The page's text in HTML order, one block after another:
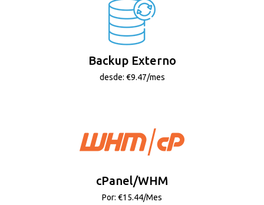
Backup Externo
desde: €9.47/mes
cPanel/WHM
Por: €15.44/Mes